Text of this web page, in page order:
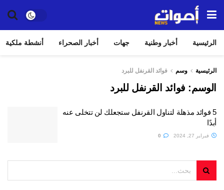
الرئيسية أخبار وطنية جهات أخبار الصحراء أنشطة ملكية
الرئيسية وسم فوائد القرنفل للبرد
الوسم: فوائد القرنفل للبرد
5 فوائد مذهلة لتناول القرنفل ستجعلك لن تتخلى عنه
أبدًا
فبراير 27, 2024